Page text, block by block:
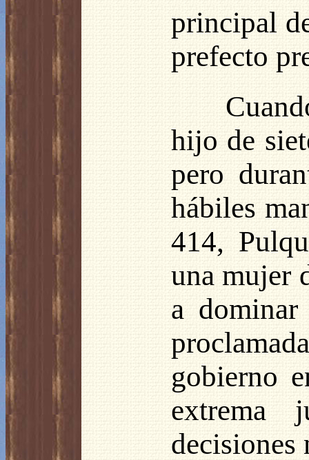
principal
prefecto
hijo de
pero
hábiles
414,
una mujer
a
gobierno
extrema
decisiones